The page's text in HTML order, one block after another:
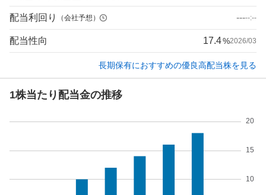
配当利回り （会社予想） -----:--
配当性向 17.4%2026/03
長期保有におすすめの優良高配当株を見る
1株当たり配当金の推移